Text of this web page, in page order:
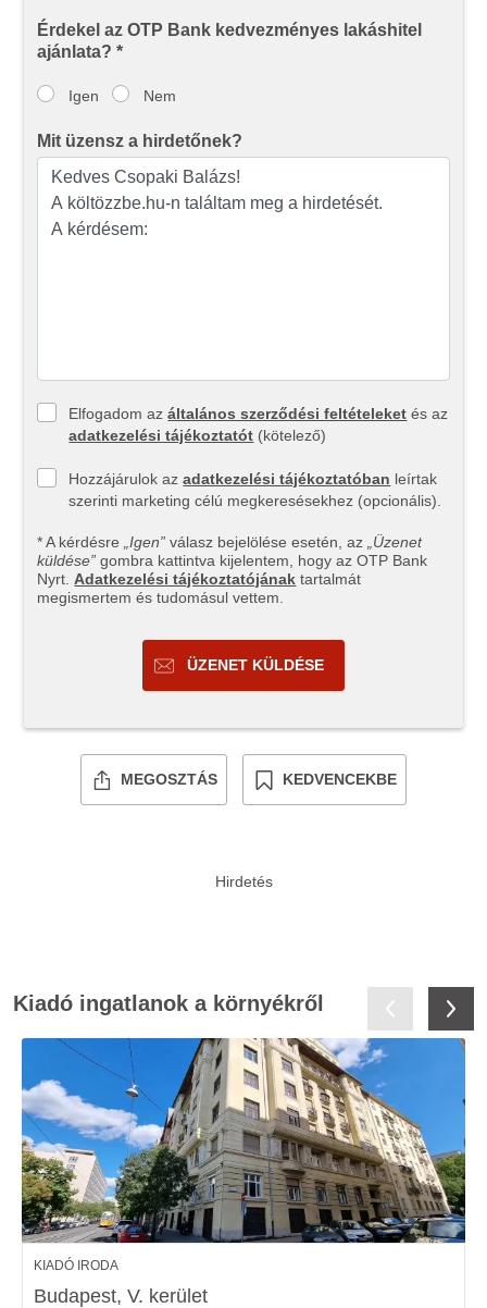
Érdekel az OTP Bank kedvezményes lakáshitel
ajánlata? *
Igen Nem
Mit üzensz a hirdetőnek?
Elfogadom azáltalános szerződési feltételeket és az
adatkezelési tájékoztatót (kötelező)
Hozzájárulok azadatkezelési tájékoztatóban leírtak
szerinti marketing célú megkeresésekhez (opcionális).
* A kérdésre „Igen” válasz bejelölése esetén, az
„Üzenet
küldése” gombra kattintva kijelentem, hogy az OTP Bank
Nyrt. Adatkezelési tájékoztatójának tartalmát
megismertem és tudomásul vettem.
ÜZENET KÜLDÉSE
MEGOSZTÁS KEDVENCEKBE
Kiadó ingatlanok a környékről
KIADÓ IRODA
Budapest, V. kerület